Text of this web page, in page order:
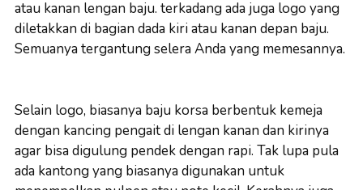
atau kanan lengan baju. terkadang ada juga logo yang
diletakkan di bagian dada kiri atau kanan depan baju.
Semuanya tergantung selera Anda yang memesannya.
Selain logo, biasanya baju korsa berbentuk kemeja
dengan kancing pengait di lengan kanan dan kirinya
agar bisa digulung pendek dengan rapi. Tak lupa pula
ada kantong yang biasanya digunakan untuk